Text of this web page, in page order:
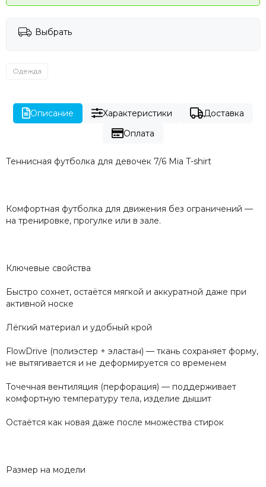
Выбрать
Одежда
Описание Характеристики
Доставка
Оплата
Теннисная футболка для девочек 7/6 Mia T-shirt
Комфортная футболка для движения без ограничений —
на тренировке, прогулке или в зале.
Ключевые свойства
Быстро сохнет, остаётся мягкой и аккуратной даже при
активной носке
Лёгкий материал и удобный крой
FlowDrive (полиэстер + эластан) — ткань сохраняет форму,
не вытягивается и не деформируется со временем
Точечная вентиляция (перфорация) — поддерживает
комфортную температуру тела, изделие дышит
Остаётся как новая даже после множества стирок
Размер на модели